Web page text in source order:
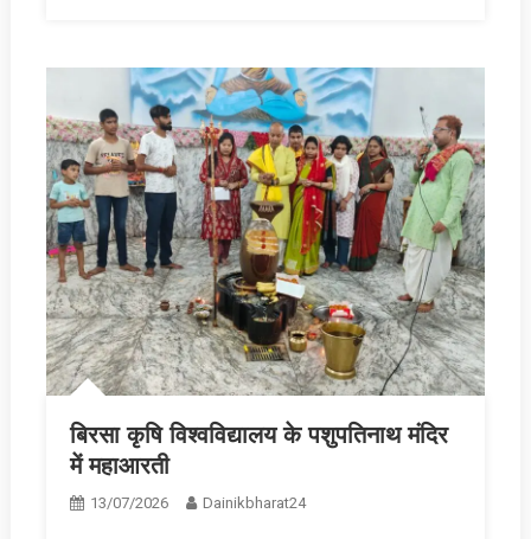
बिरसा कृषि विश्वविद्यालय के पशुपतिनाथ मंदिर
में महाआरती
13/07/2026 Dainikbharat24